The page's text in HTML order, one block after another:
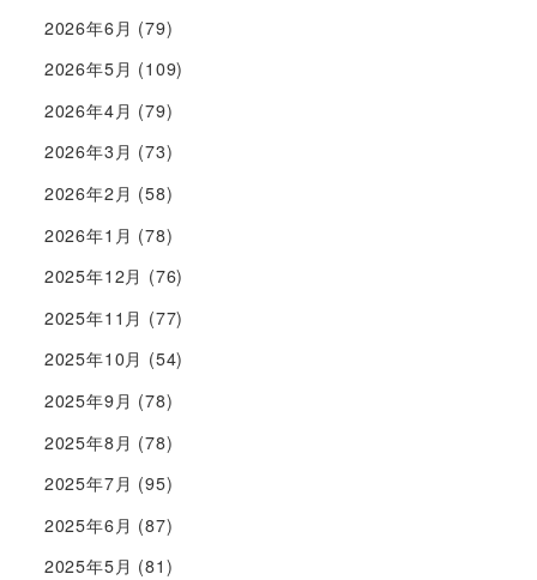
2026年6月 (79)
2026年5月 (109)
2026年4月 (79)
2026年3月 (73)
2026年2月 (58)
2026年1月 (78)
2025年12月 (76)
2025年11月 (77)
2025年10月 (54)
2025年9月 (78)
2025年8月 (78)
2025年7月 (95)
2025年6月 (87)
2025年5月 (81)